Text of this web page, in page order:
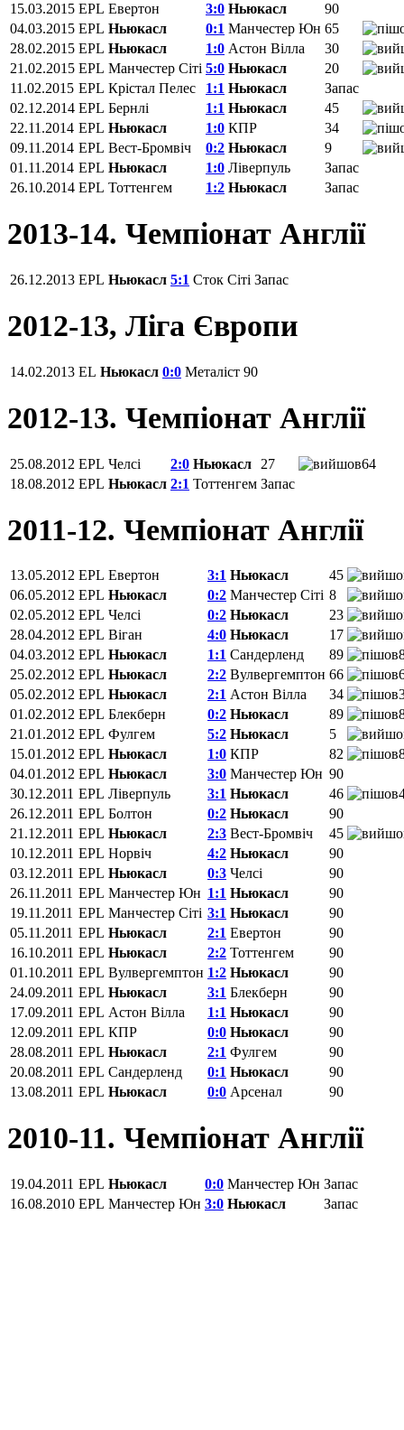
15.03.2015 EPL Евертон 3:0 Ньюкасл
90
04.03.2015 EPL Ньюкасл 0:1 Манчестер Юн 65
28.02.2015 EPL Ньюкасл 1:0 Астон Вілла
30
21.02.2015 EPL Манчестер Сіті 5:0 Ньюкасл
20
11.02.2015 EPL Крістал Пелес 1:1 Ньюкасл
Запас
02.12.2014 EPL Бернлі 1:1 Ньюкасл
45
22.11.2014 EPL Ньюкасл 1:0 КПР
34
09.11.2014 EPL Вест-Бромвіч 0:2 Ньюкасл
9
01.11.2014 EPL Ньюкасл 1:0 Ліверпуль
Запас
26.10.2014 EPL Тоттенгем 1:2 Ньюкасл Запас
2013-14. Чемпіонат Англії
26.12.2013 EPL Ньюкасл 5:1 Сток Сіті Запас
2012-13, Ліга Європи
14.02.2013 EL Ньюкасл 0:0 Металіст 90
2012-13. Чемпіонат Англії
25.08.2012 EPL Челсі 2:0 Ньюкасл 27
64
18.08.2012 EPL Ньюкасл 2:1 Тоттенгем Запас
2011-12. Чемпіонат Англії
13.05.2012 EPL Евертон 3:1 Ньюкасл
45
06.05.2012 EPL Ньюкасл 0:2 Манчестер Сіті 8
02.05.2012 EPL Челсі 0:2 Ньюкасл
23
28.04.2012 EPL Віган 4:0 Ньюкасл
17
04.03.2012 EPL Ньюкасл 1:1 Сандерленд 89
25.02.2012 EPL Ньюкасл 2:2 Вулвергемптон 66
05.02.2012 EPL Ньюкасл 2:1 Астон Вілла 34
01.02.2012 EPL Блекберн 0:2 Ньюкасл 89
21.01.2012 EPL Фулгем 5:2 Ньюкасл
5
15.01.2012 EPL Ньюкасл 1:0 КПР 82
04.01.2012 EPL Ньюкасл 3:0 Манчестер Юн 90
30.12.2011 EPL Ліверпуль 3:1 Ньюкасл 46
26.12.2011 EPL Болтон 0:2 Ньюкасл
90
21.12.2011 EPL Ньюкасл 2:3 Вест-Бромвіч
45
10.12.2011 EPL Норвіч 4:2 Ньюкасл
90
03.12.2011 EPL Ньюкасл 0:3 Челсі
90
26.11.2011 EPL Манчестер Юн 1:1 Ньюкасл
90
19.11.2011 EPL Манчестер Сіті 3:1 Ньюкасл
90
05.11.2011 EPL Ньюкасл 2:1 Евертон
90
16.10.2011 EPL Ньюкасл 2:2 Тоттенгем
90
01.10.2011 EPL Вулвергемптон 1:2 Ньюкасл
90
24.09.2011 EPL Ньюкасл 3:1 Блекберн
90
17.09.2011 EPL Астон Вілла 1:1 Ньюкасл
90
12.09.2011 EPL КПР 0:0 Ньюкасл
90
28.08.2011 EPL Ньюкасл 2:1 Фулгем
90
20.08.2011 EPL Сандерленд 0:1 Ньюкасл
90
13.08.2011 EPL Ньюкасл 0:0 Арсенал 90
2010-11. Чемпіонат Англії
19.04.2011 EPL Ньюкасл 0:0 Манчестер Юн Запас
16.08.2010 EPL Манчестер Юн 3:0 Ньюкасл Запас